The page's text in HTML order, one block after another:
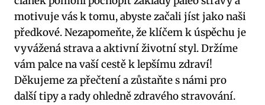
motivuje vás k tomu, abyste začali jíst jako naši
předkové.‍ Nezapomeňte, že klíčem k ‍úspěchu je
vyvážená strava a aktivní životní styl. Držíme
vám palce na vaší cestě ⁣k lepšímu zdraví!
Děkujeme za přečtení a zůstaňte s námi pro​
další tipy a rady⁣ ohledně zdravého stravování.